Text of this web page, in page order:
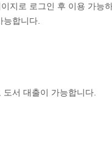
지로 로그인 후 이용 가능
합니다.
서 대출이 가능합니다.